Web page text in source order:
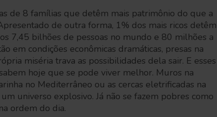
de 8 famílias que detêm mais patrimônio do que a
de outra forma, 1% dos mais ricos detêm
7,45 bilhões de pessoas no mundo e 80 milhões a
em condições econômicas dramáticas, presas na
miséria trava as possibilidades dela sair. E esses
hoje que se pode viver melhor. Muros na
no Mediterrâneo ou as cercas eletrificadas na
universo explosivo. Já não se fazem pobres como
ordem do dia.